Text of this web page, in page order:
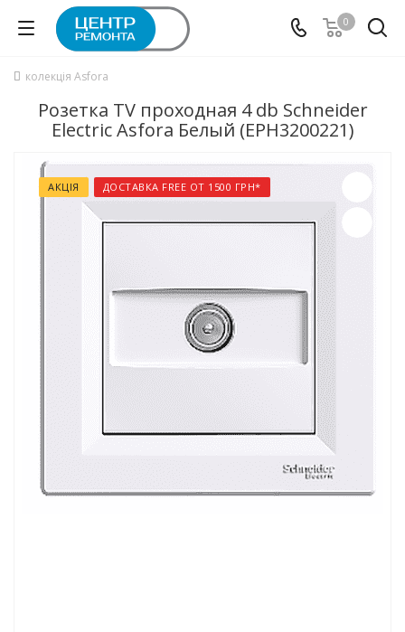
0
колекція Asfora
Розетка TV проходная 4 db Schneider
Electric Asfora Белый (EPH3200221)
АКЦІЯ ДОСТАВКА FREE ОТ 1500 ГРН*